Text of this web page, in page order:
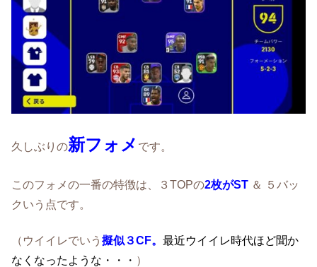
久しぶりの新フォメ です。
このフォメの一番の特徴は、３TOPの2枚がST ＆ ５バッ
クいう点です。
（ウイイレでいう 擬似３CF。 最近ウイイレ時代ほど聞か
なくなったような・・・ ）